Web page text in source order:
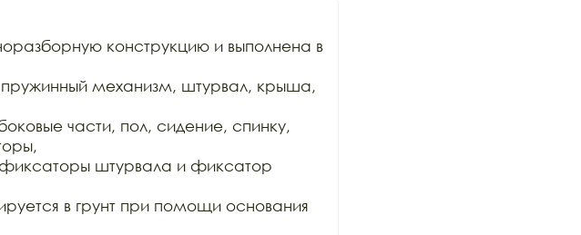
конструкцию и выполнена в
пружинный механизм, штурвал, крыша,
части, пол, сидение, спинку,
фиксаторы штурвала и фиксатор
в грунт при помощи основания